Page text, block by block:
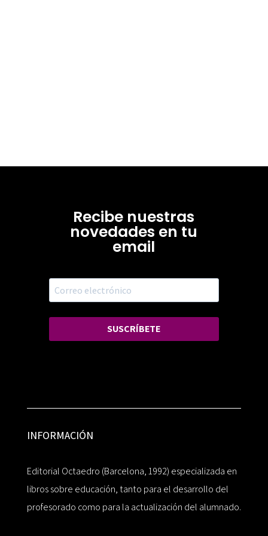
Recibe nuestras
novedades en tu
email
SUSCRÍBETE
INFORMACIÓN
Editorial Octaedro (Barcelona, 1992) especializada en
libros sobre educación, tanto para el desarrollo del
profesorado como para la actualización del alumnado.